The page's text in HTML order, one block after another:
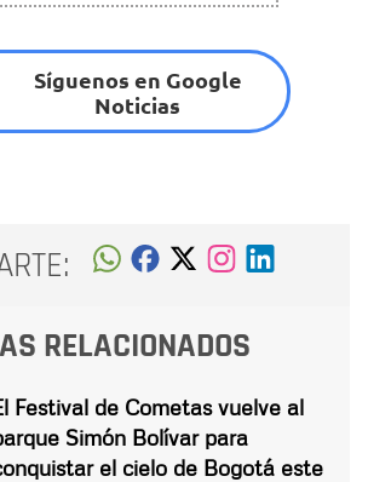
Síguenos en Google
Noticias
RELACIONADOS
Festival de Cometas vuelve al
Simón Bolívar para
el cielo de Bogotá este